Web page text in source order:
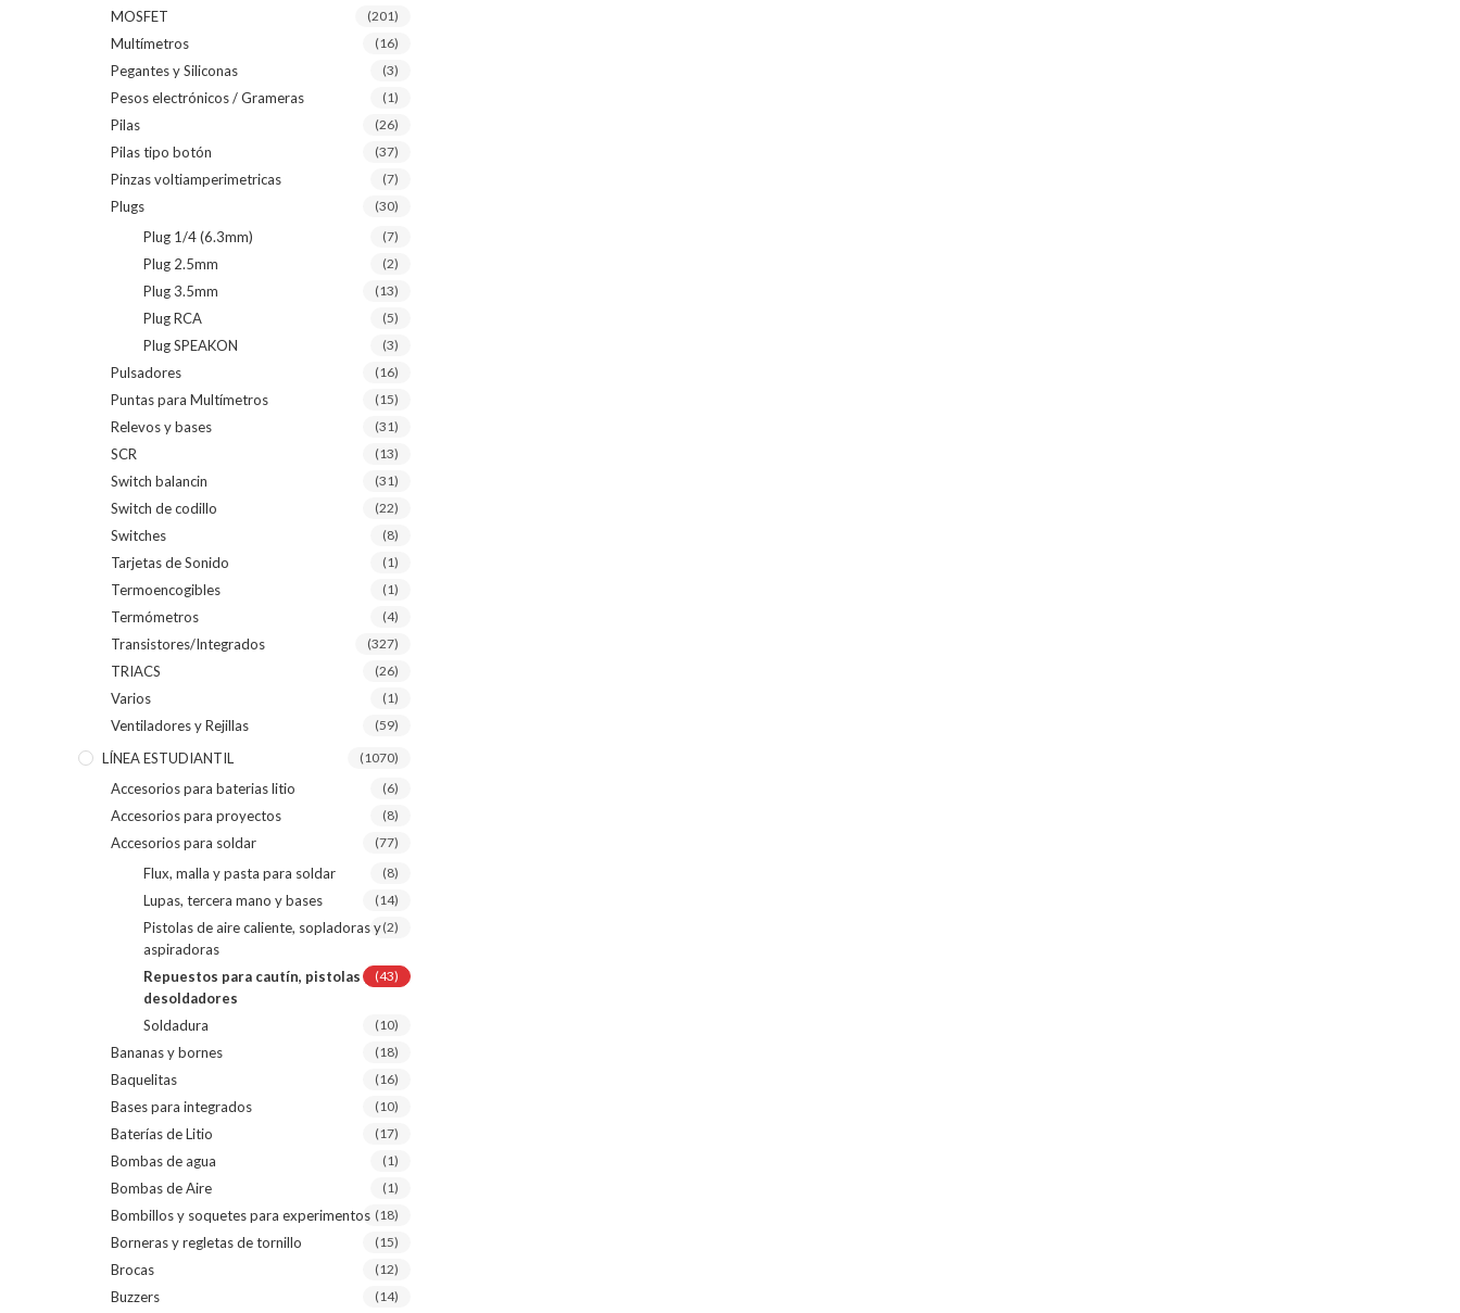
MOSFET (201)
Multímetros (16)
Pegantes y Siliconas (3)
Pesos electrónicos / Grameras (1)
Pilas (26)
Pilas tipo botón (37)
Pinzas voltiamperimetricas (7)
Plugs (30)
Plug 1/4 (6.3mm) (7)
Plug 2.5mm (2)
Plug 3.5mm (13)
Plug RCA (5)
Plug SPEAKON (3)
Pulsadores (16)
Puntas para Multímetros (15)
Relevos y bases (31)
SCR (13)
Switch balancin (31)
Switch de codillo (22)
Switches (8)
Tarjetas de Sonido (1)
Termoencogibles (1)
Termómetros (4)
Transistores/Integrados (327)
TRIACS (26)
Varios (1)
Ventiladores y Rejillas (59)
LÍNEA ESTUDIANTIL (1070)
Accesorios para baterias litio (6)
Accesorios para proyectos (8)
Accesorios para soldar (77)
Flux, malla y pasta para soldar (8)
Lupas, tercera mano y bases (14)
Pistolas de aire caliente, sopladoras y
aspiradoras
(2)
Repuestos para cautín, pistolas y
desoldadores
(43)
Soldadura (10)
Bananas y bornes (18)
Baquelitas (16)
Bases para integrados (10)
Baterías de Litio (17)
Bombas de agua (1)
Bombas de Aire (1)
Bombillos y soquetes para experimentos (18)
Borneras y regletas de tornillo (15)
Brocas (12)
Buzzers (14)